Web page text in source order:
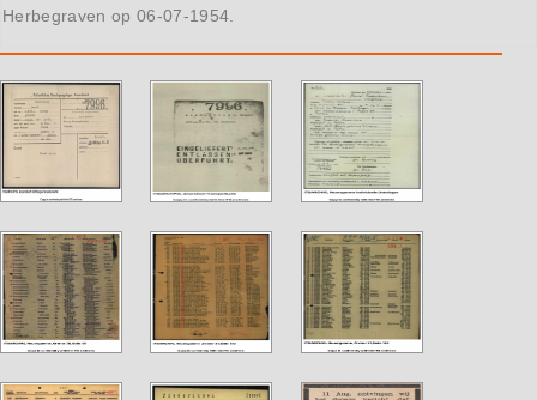
Herbegraven op 06-07-1954.